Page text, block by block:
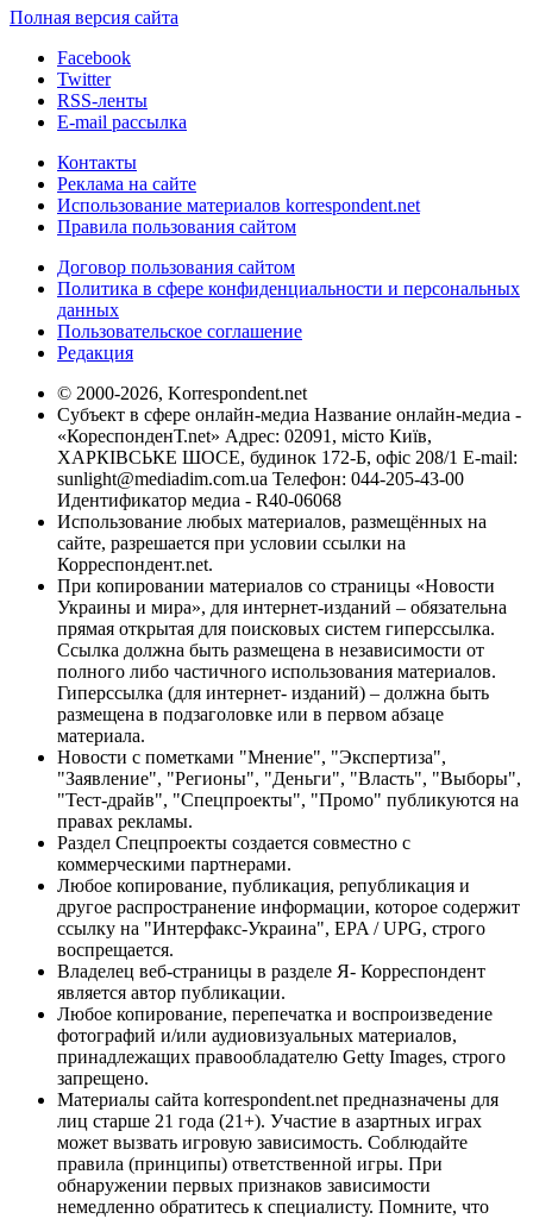
Полная версия сайта
Facebook
Twitter
RSS-ленты
E-mail рассылка
Контакты
Реклама на сайте
Использование материалов korrespondent.net
Правила пользования сайтом
Договор пользования сайтом
Политика в сфере конфиденциальности и персональных
данных
Пользовательское соглашение
Редакция
© 2000-2026, Korrespondent.net
Субъект в сфере онлайн-медиа Название онлайн-медиа -
«КореспонденТ.net» Адрес: 02091, місто Київ,
ХАРКІВСЬКЕ ШОСЕ, будинок 172-Б, офіс 208/1 E-mail:
sunlight@mediadim.com.ua Телефон: 044-205-43-00
Идентификатор медиа - R40-06068
Использование любых материалов, размещённых на
сайте, разрешается при условии ссылки на
Корреспондент.net.
При копировании материалов со страницы «Новости
Украины и мира», для интернет-изданий – обязательна
прямая открытая для поисковых систем гиперссылка.
Ссылка должна быть размещена в независимости от
полного либо частичного использования материалов.
Гиперссылка (для интернет- изданий) – должна быть
размещена в подзаголовке или в первом абзаце
материала.
Новости с пометками "Мнение", "Экспертиза",
"Заявление", "Регионы", "Деньги", "Власть", "Выборы",
"Тест-драйв", "Спецпроекты", "Промо" публикуются на
правах рекламы.
Раздел Спецпроекты создается совместно с
коммерческими партнерами.
Любое копирование, публикация, републикация и
другое распространение информации, которое содержит
ссылку на "Интерфакс-Украина", EPA / UPG, строго
воспрещается.
Владелец веб-страницы в разделе Я- Корреспондент
является автор публикации.
Любое копирование, перепечатка и воспроизведение
фотографий и/или аудиовизуальных материалов,
принадлежащих правообладателю Getty Images, строго
запрещено.
Материалы сайта korrespondent.net предназначены для
лиц старше 21 года (21+). Участие в азартных играх
может вызвать игровую зависимость. Соблюдайте
правила (принципы) ответственной игры. При
обнаружении первых признаков зависимости
немедленно обратитесь к специалисту. Помните, что